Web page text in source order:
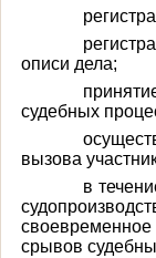
описи дела;
судебных
вызова
в
срывов